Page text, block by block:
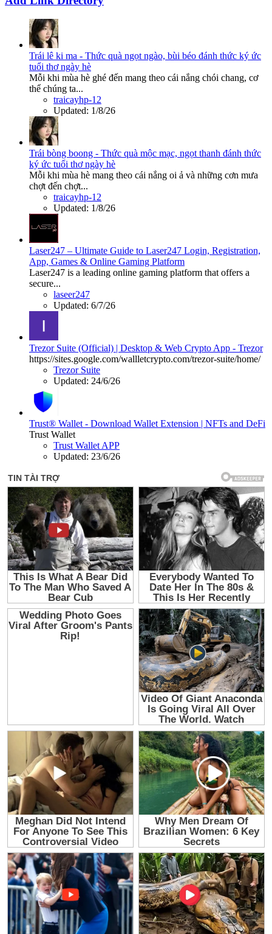
Trái lê ki ma - Thức quà ngọt ngào, bùi béo đánh thức ký ức
tuổi thơ ngày hè
Mỗi khi mùa hè ghé đến mang theo cái nắng chói chang, cơ
thể chúng ta...
traicayhp-12
Updated: 1/8/26
Trái bòng boong - Thức quà mộc mạc, ngọt thanh đánh thức
ký ức tuổi thơ ngày hè
Mỗi khi mùa hè mang theo cái nắng oi ả và những cơn mưa
chợt đến chợt...
traicayhp-12
Updated: 1/8/26
Laser247 – Ultimate Guide to Laser247 Login, Registration,
App, Games & Online Gaming Platform
Laser247 is a leading online gaming platform that offers a
secure...
laseer247
Updated: 6/7/26
Trezor Suite (Official) | Desktop & Web Crypto App - Trezor
https://sites.google.com/wallletcrypto.com/trezor-suite/home/
Trezor Suite
Updated: 24/6/26
Trust® Wallet - Download Wallet Extension | NFTs and DeFi
Trust Wallet
Trust Wallet APP
Updated: 23/6/26